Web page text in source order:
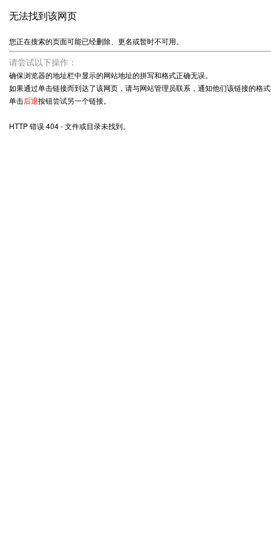
无法找到该网页
您正在搜索的页面可能已经删除、更名或暂时不可用。
请尝试以下操作：
确保浏览器的地址栏中显示的网站地址的拼写和格式正确无误。
如果通过单击链接而到达了该网页，请与网站管理员联系，通知他们该链接的格
单击后退按钮尝试另一个链接。
HTTP 错误 404 - 文件或目录未找到。